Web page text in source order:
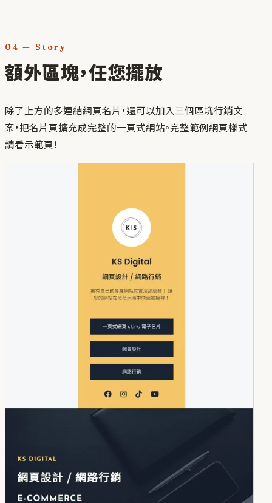
04 — Story
額外區塊，任您擺放
除了上方的多連結網頁名片，還可以加入三個區塊行銷文
案，把名片頁擴充成完整的一頁式網站。完整範例網頁樣式
請看示範頁！